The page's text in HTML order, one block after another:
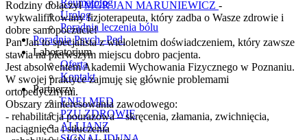
Reumatolog
Urolog
Poradnia leczenia bólu
Poradnia Psych.-Ped.
Laboratorium
Oferta
Kontakt
Partnerzy
ENELMED
PZU ZDROWIE
ALLIANZ
Rodziny dołączyłMGR JAN MARUNIEWICZ -
wykwalifikowany fizjoterapeuta, który zadba o Wasze zdrowie i
dobre samopoczucie!
Pan Jan to specjalista z wieloletnim doświadczeniem, który zawsze
stawia na pierwszym miejscu dobro pacjenta.
Jest absolwentem Akademii Wychowania Fizycznego w Poznaniu.
W swojej praktyce zajmuję się głównie problemami
ortopedycznymi.
Obszary zainteresowania zawodowego:
- rehabilitacja pourazowa – skręcenia, złamania, zwichnięcia,
naciągnięcia i stłuczenia